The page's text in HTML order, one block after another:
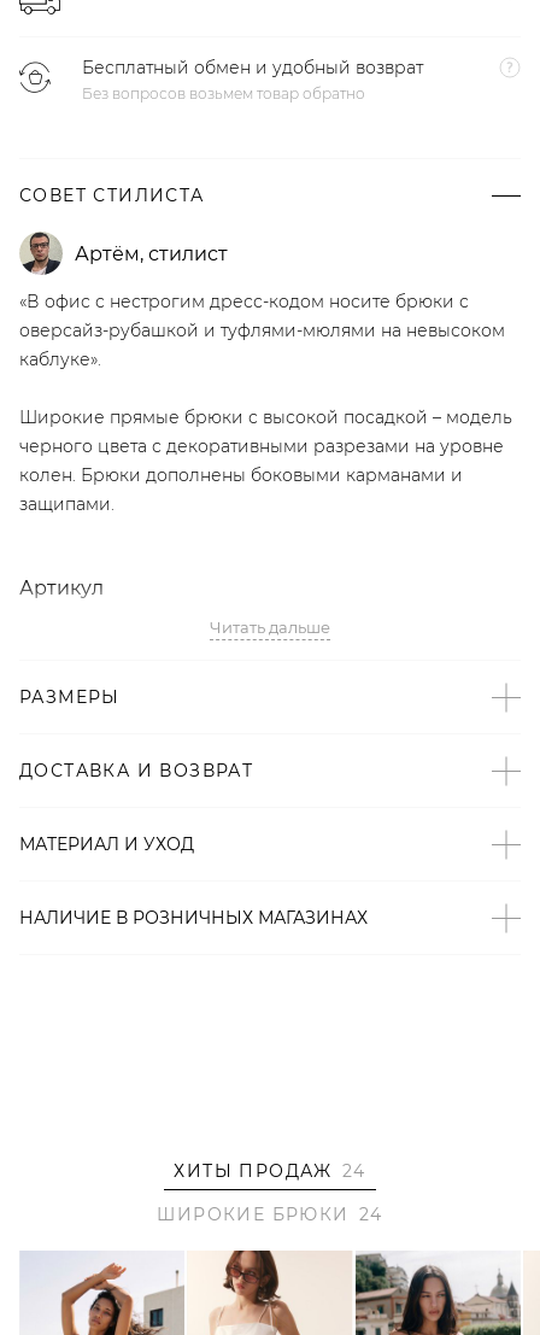
Бесплатный обмен и удобный возврат
Без вопросов возьмем товар обратно
СОВЕТ СТИЛИСТА
Артём, стилист
«В офис с нестрогим дресс-кодом носите брюки с
оверсайз-рубашкой и туфлями-мюлями на невысоком
каблуке».
Широкие прямые брюки с высокой посадкой – модель
черного цвета с декоративными разрезами на уровне
колен. Брюки дополнены боковыми карманами и
защипами.
Артикул
Детали
контролем бренда: Киргизия;
– Прямой свободный крой;
– Боковые и задние карманы;
Читать дальше
РАЗМЕРЫ
ДОСТАВКА И ВОЗВРАТ
МАТЕРИАЛ И УХОД
НАЛИЧИЕ В РОЗНИЧНЫХ МАГАЗИНАХ
ХИТЫ ПРОДАЖ 24
ШИРОКИЕ БРЮКИ
24